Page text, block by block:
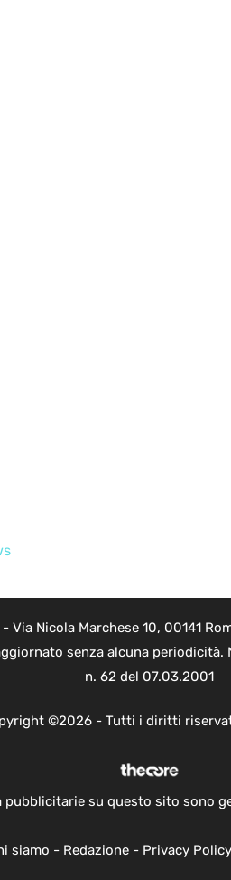
Via Nicola Marchese 10, 00141
senza alcuna
n. 62 del 07.03.2001
©2026 - Tutti i diritti
pubblicitarie su questo sito sono
siamo - Redazione- Privacy Policy